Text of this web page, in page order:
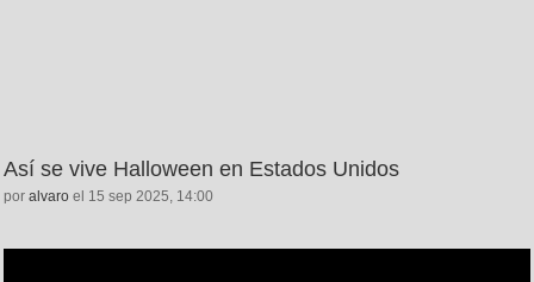
Así se vive Halloween en Estados Unidos
por alvaro el 15 sep 2025, 14:00